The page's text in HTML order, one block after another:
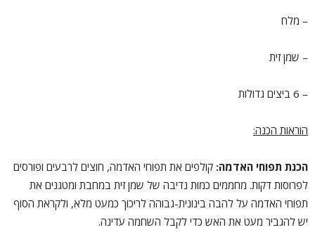
– מלח
– שמן זית
– 6 ביצים גדולות
הוראות הכנה:
הכנת תפוחי האדמה: קולפים את תפוחי האדמה, חוצים לרבעים ופורסים
לפרוסות דקות. מחממים כמות נדיבה של שמן זית במחבת ומטגנים את
תפוחי האדמה על להבה בינונית-גבוהה לריכוך כמעט מלא, ולקראת הסוף
יש להגביר מעט את האש כדי לקבל השחמה עדינה.